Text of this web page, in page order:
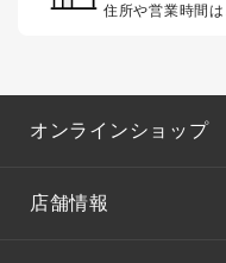
住所や営業時間
オンラインショップ
店舗情報